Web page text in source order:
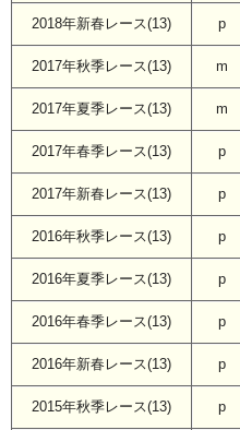
2018年新春レース(13) p
2017年秋季レース(13) m
2017年夏季レース(13) m
2017年春季レース(13) p
2017年新春レース(13) p
2016年秋季レース(13) p
2016年夏季レース(13) p
2016年春季レース(13) p
2016年新春レース(13) p
2015年秋季レース(13) p